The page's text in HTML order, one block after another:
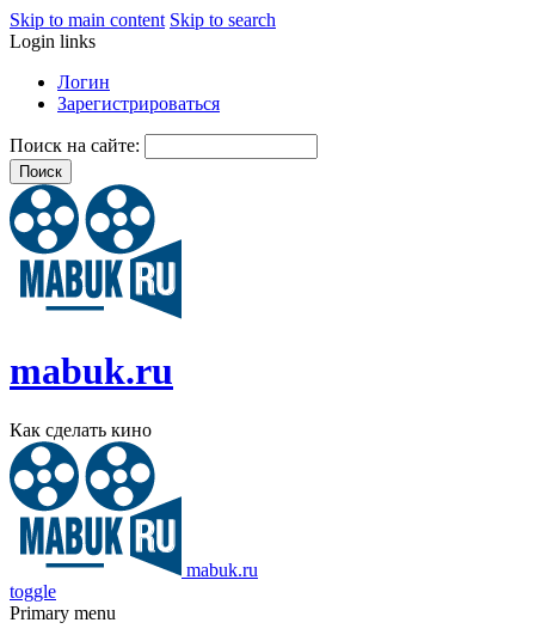
Skip to main content Skip to search
Login links
Логин
Зарегистрироваться
Поиск на сайте:
mabuk.ru
Как сделать кино
mabuk.ru
toggle
Primary menu